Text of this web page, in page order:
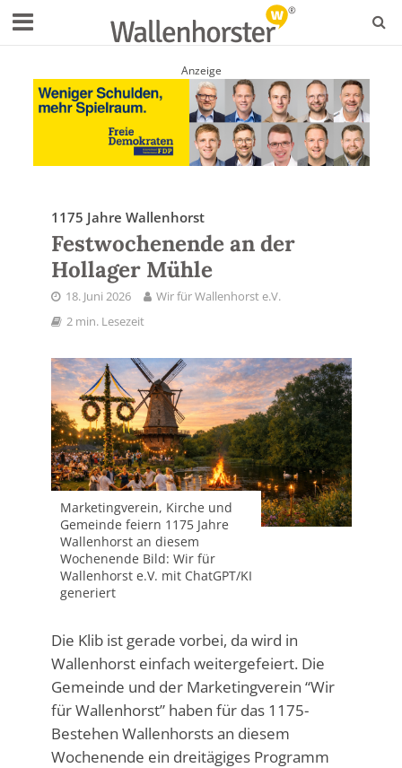
Anzeige
1175 Jahre Wallenhorst
Festwochenende an der
Hollager Mühle
18. Juni 2026
Wir für Wallenhorst e.V.
2 min. Lesezeit
Marketingverein, Kirche und
Gemeinde feiern 1175 Jahre
Wallenhorst an diesem
Wochenende Bild: Wir für
Wallenhorst e.V. mit ChatGPT/KI
generiert
Die Klib ist gerade vorbei, da wird in
Wallenhorst einfach weitergefeiert. Die
Gemeinde und der Marketingverein “Wir
für Wallenhorst” haben für das 1175-
Bestehen Wallenhorsts an diesem
Wochenende ein dreitägiges Programm